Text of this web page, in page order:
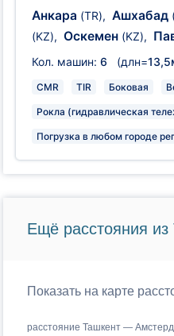
Анкара (TR), Ашхабад
(KZ), Оскемен (KZ),
Кол. машин: 6 (длн=
CMR TIR Боковая
Рокла (гидравлическая
Погрузка в любом городе
Ещё расстояния
Показать на карте
расстояние Ташкент —